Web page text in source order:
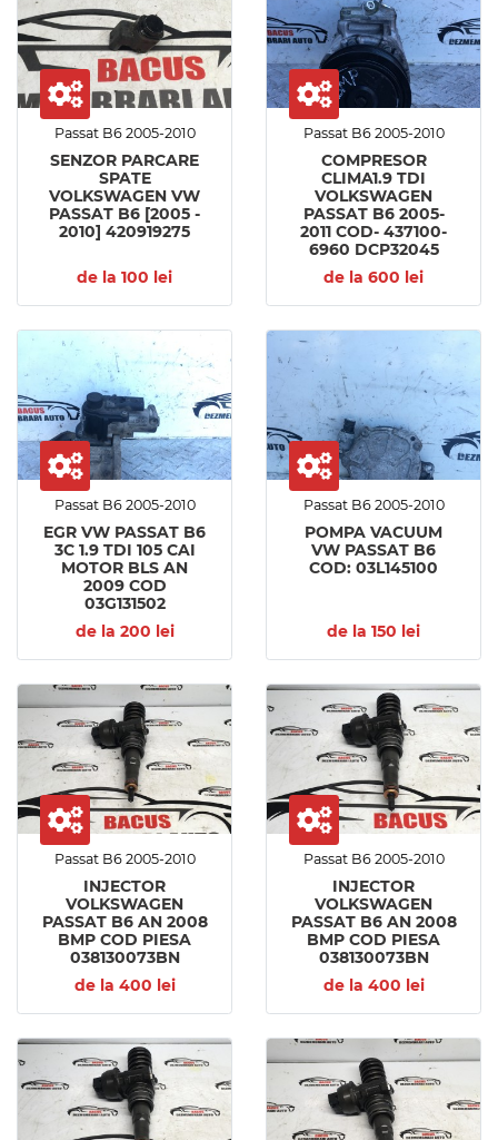
Passat B6 2005-2010
SENZOR PARCARE
SPATE
VOLKSWAGEN VW
PASSAT B6 [2005 -
2010] 420919275
de la 100 lei
Passat B6 2005-2010
COMPRESOR
CLIMA1.9 TDI
VOLKSWAGEN
PASSAT B6 2005-
2011 COD- 437100-
6960 DCP32045
de la 600 lei
Passat B6 2005-2010
EGR VW PASSAT B6
3C 1.9 TDI 105 CAI
MOTOR BLS AN
2009 COD
03G131502
de la 200 lei
Passat B6 2005-2010
POMPA VACUUM
VW PASSAT B6
COD: 03L145100
de la 150 lei
Passat B6 2005-2010
INJECTOR
VOLKSWAGEN
PASSAT B6 AN 2008
BMP COD PIESA
038130073BN
de la 400 lei
Passat B6 2005-2010
INJECTOR
VOLKSWAGEN
PASSAT B6 AN 2008
BMP COD PIESA
038130073BN
de la 400 lei